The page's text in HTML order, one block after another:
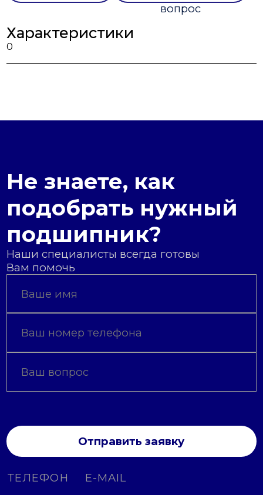
вопрос
Характеристики
0
Не знаете, как
подобрать нужный
подшипник?
Наши специалисты всегда готовы
Вам помочь
Отправить заявку
ТЕЛЕФОН E-MAIL